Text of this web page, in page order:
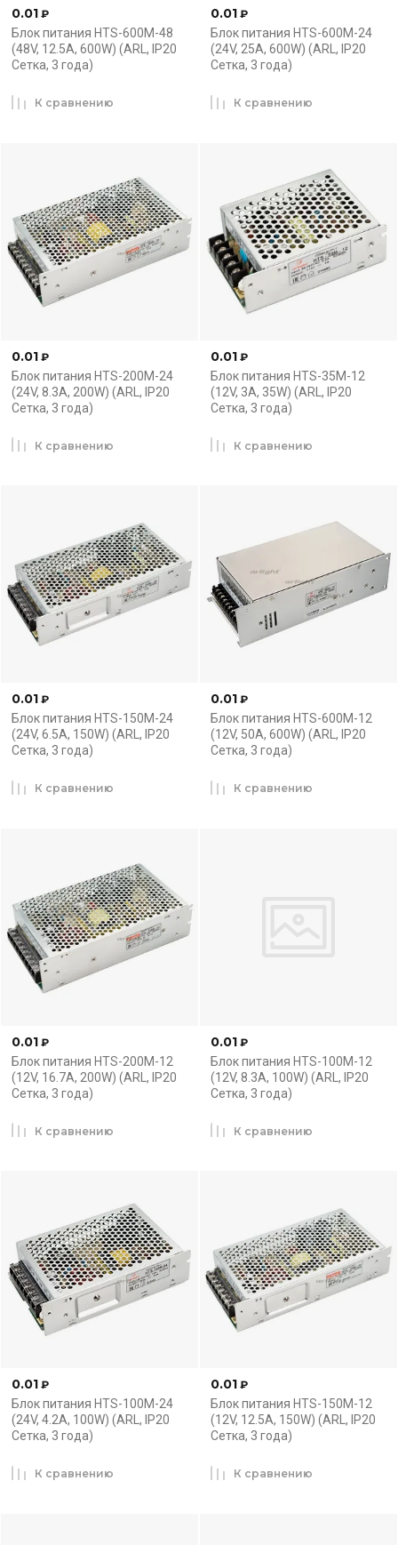
0.01 ₽
Блок питания HTS-600M-48
(48V, 12.5A, 600W) (ARL, IP20
Сетка, 3 года)
К сравнению
0.01 ₽
Блок питания HTS-600M-24
(24V, 25A, 600W) (ARL, IP20
Сетка, 3 года)
К сравнению
0.01 ₽
Блок питания HTS-200M-24
(24V, 8.3A, 200W) (ARL, IP20
Сетка, 3 года)
К сравнению
0.01 ₽
Блок питания HTS-35M-12
(12V, 3A, 35W) (ARL, IP20
Сетка, 3 года)
К сравнению
0.01 ₽
Блок питания HTS-150M-24
(24V, 6.5A, 150W) (ARL, IP20
Сетка, 3 года)
К сравнению
0.01 ₽
Блок питания HTS-600M-12
(12V, 50A, 600W) (ARL, IP20
Сетка, 3 года)
К сравнению
0.01 ₽
Блок питания HTS-200M-12
(12V, 16.7A, 200W) (ARL, IP20
Сетка, 3 года)
К сравнению
0.01 ₽
Блок питания HTS-100M-12
(12V, 8.3A, 100W) (ARL, IP20
Сетка, 3 года)
К сравнению
0.01 ₽
Блок питания HTS-100M-24
(24V, 4.2A, 100W) (ARL, IP20
Сетка, 3 года)
К сравнению
0.01 ₽
Блок питания HTS-150M-12
(12V, 12.5A, 150W) (ARL, IP20
Сетка, 3 года)
К сравнению